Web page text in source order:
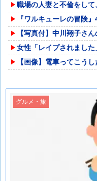
職場の人妻と不倫をして
『ワルキューレの冒険
【写真付】中川翔子さ
女性「レイプされまし
【画像】電車ってこう
グルメ・旅